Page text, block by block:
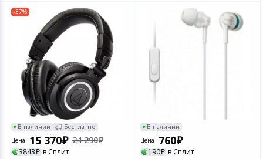
-37%
В наличии
Бесплатно
Цена
15 370 24 290
3843 в Сплит
В наличии
Цена
760
190 в Сплит